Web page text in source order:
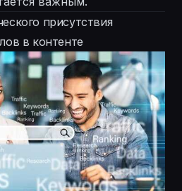
присутствия
в контенте